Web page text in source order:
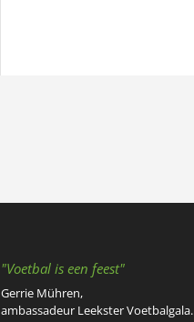
"Voetbal is een feest"
Gerrie Mühren,
ambassadeur Leekster Voetbalgala.